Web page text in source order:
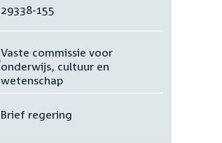
Nummer:
29338-155
Vaste commissie voor
onderwijs, cultuur en
wetenschap
Brief regering